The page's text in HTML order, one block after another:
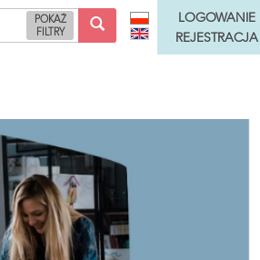
LOGOWANIE
REJESTRACJA
POKAŻ
FILTRY